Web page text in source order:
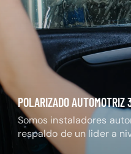
POLARIZADO AUTOMOTRIZ
Somos instaladores
respaldo de un lider a
nacional.